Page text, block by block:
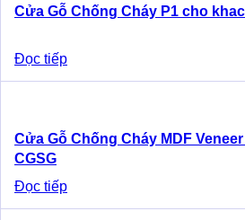
Cửa Gỗ Chống Cháy P1 cho
Đọc tiếp
Cửa Gỗ Chống Cháy MDF
CGSG
Đọc tiếp